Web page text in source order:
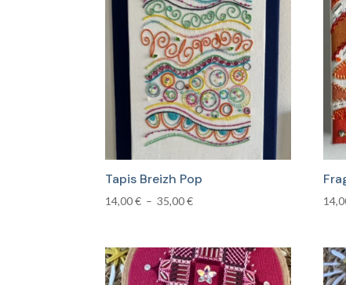
au
plus
Tapis Breizh Pop
14,00€ – 35,00€Plage
14,00 €
à